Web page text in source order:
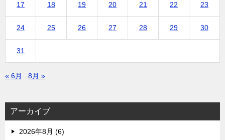
17 18 19 20 21 22 23
24 25 26 27 28 29 30
31
« 6月 8月 »
アーカイブ
2026年8月 (6)